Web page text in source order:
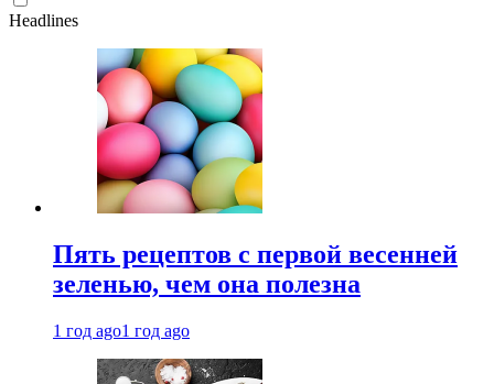
Headlines
Пять рецептов с первой весенней
зеленью, чем она полезна
1 год ago1 год ago